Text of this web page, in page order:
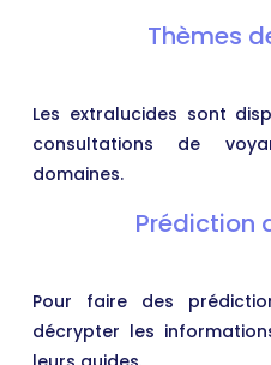
Thèmes
Les extralucides sont
consultations de
domaines.
Prédiction
Pour faire des
décrypter les